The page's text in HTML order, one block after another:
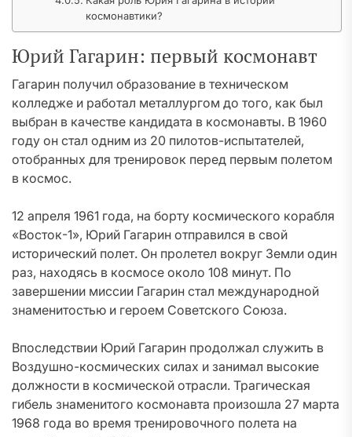
космонавтики?
Юрий Гагарин: первый космонавт
Гагарин получил образование в техническом
колледже и работал металлургом до того, как был
выбран в качестве кандидата в космонавты. В 1960
году он стал одним из 20 пилотов-испытателей,
отобранных для тренировок перед первым полетом
в космос.
12 апреля 1961 года, на борту космического корабля
«Восток-1», Юрий Гагарин отправился в свой
исторический полет. Он пролетел вокруг Земли один
раз, находясь в космосе около 108 минут. По
завершении миссии Гагарин стал международной
знаменитостью и героем Советского Союза.
Впоследствии Юрий Гагарин продолжал служить в
Воздушно-космических силах и занимал высокие
должности в космической отрасли. Трагическая
гибель знаменитого космонавта произошла 27 марта
1968 года во время тренировочного полета на